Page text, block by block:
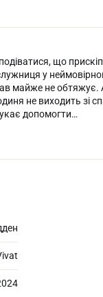
що
у
майже не
не виходить зі
допомогти…